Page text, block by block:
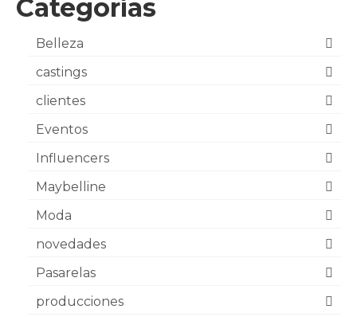
Categorías
Belleza
castings
clientes
Eventos
Influencers
Maybelline
Moda
novedades
Pasarelas
producciones